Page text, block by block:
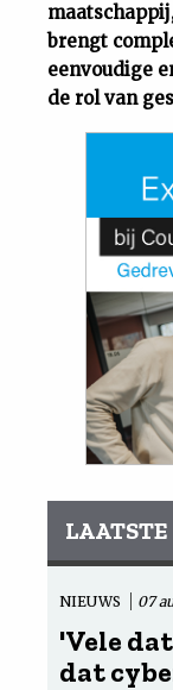
brengt
eenvoudige
de rol van
NIEUWS 07
'Vele
dat